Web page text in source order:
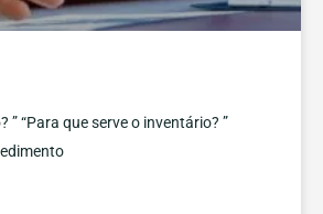
” “Para que serve o inventário? ”